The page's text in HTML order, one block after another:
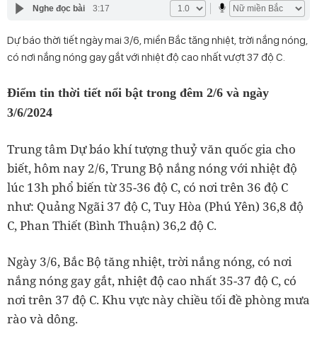
Nghe đọc bài 3:17
Dự báo thời tiết ngày mai 3/6, miền Bắc tăng nhiệt, trời nắng nóng,
có nơi nắng nóng gay gắt với nhiệt độ cao nhất vượt 37 độ C.
Điểm tin thời tiết nổi bật trong đêm 2/6 và ngày
3/6/2024
Trung tâm Dự báo khí tượng thuỷ văn quốc gia cho
biết, hôm nay 2/6, Trung Bộ nắng nóng với nhiệt độ
lúc 13h phổ biến từ 35-36 độ C, có nơi trên 36 độ C
như: Quảng Ngãi 37 độ C, Tuy Hòa (Phú Yên) 36,8 độ
C, Phan Thiết (Bình Thuận) 36,2 độ C.
Ngày 3/6, Bắc Bộ tăng nhiệt, trời nắng nóng, có nơi
nắng nóng gay gắt, nhiệt độ cao nhất 35-37 độ C, có
nơi trên 37 độ C. Khu vực này chiều tối đề phòng mưa
rào và dông.